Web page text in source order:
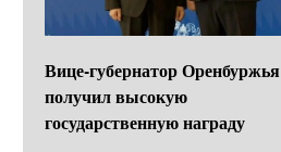
Вице-губернатор Оренбуржья
получил высокую
государственную награду